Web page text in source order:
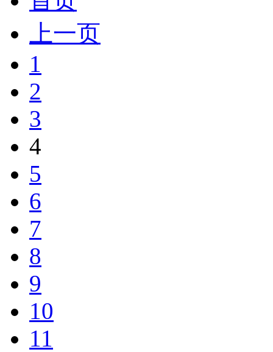
上一页
1
2
3
4
5
6
7
8
9
10
11